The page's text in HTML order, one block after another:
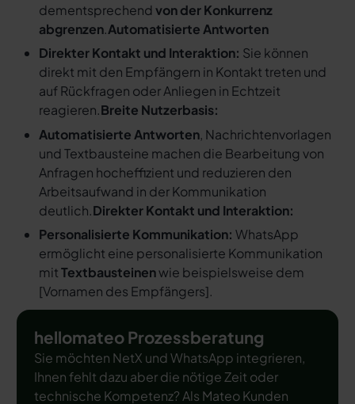
dementsprechendvon der Konkurrenz
abgrenzen.Automatisierte Antworten
Direkter Kontakt und Interaktion: Sie können
direkt mit den Empfängern in Kontakt treten und
auf Rückfragen oder Anliegen in Echtzeit
reagieren.Breite Nutzerbasis:
Automatisierte Antworten, Nachrichtenvorlagen
und Textbausteine machen die Bearbeitung von
Anfragen hocheffizient und reduzieren den
Arbeitsaufwand in der Kommunikation
deutlich.Direkter Kontakt und Interaktion:
Personalisierte Kommunikation: WhatsApp
ermöglicht eine personalisierte Kommunikation
mitTextbausteinenwie beispielsweise dem
[Vornamen des Empfängers].
hellomateo Prozessberatung
Sie möchten NetX und WhatsApp integrieren,
Ihnen fehlt dazu aber die nötige Zeit oder
technische Kompetenz? Als Mateo Kunden